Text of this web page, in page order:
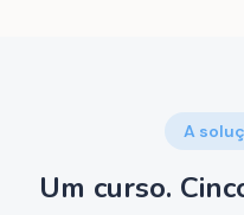
A
Um curso.